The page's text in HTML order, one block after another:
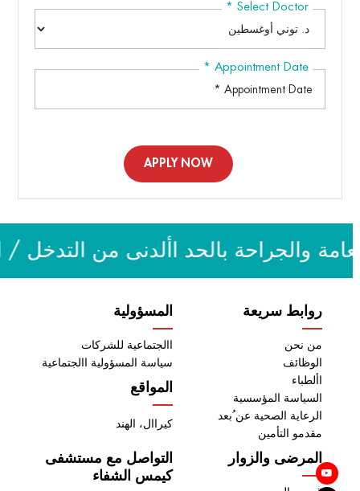
Select Doctor
*
Appointment Date
*
APPLY NOW
والجراحة بالحد األدنى من التدخل /
روابط سريعة
من نحن
الوظائف
األطباء
السياسة المؤسسية
الرعاية الصحية عن ُبعد
مقدمو التأمين
المسؤولية
االجتماعية للشركات
سياسة المسؤولية االجتماعية
المواقع
كيراال، الهند
المرضى والزوار
التواصل مع مستشفى
كيمس الشفاء